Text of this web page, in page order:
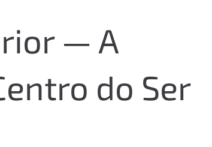
— A
do Ser